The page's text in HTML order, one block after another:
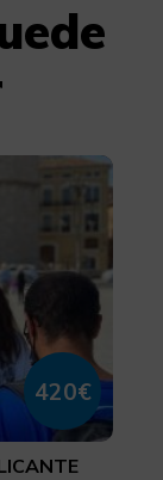
420€